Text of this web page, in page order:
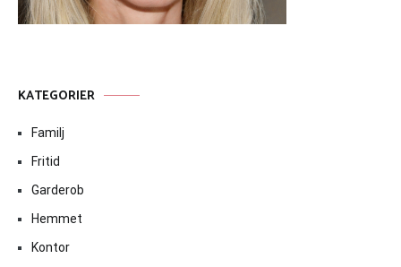
KATEGORIER
Familj
Fritid
Garderob
Hemmet
Kontor